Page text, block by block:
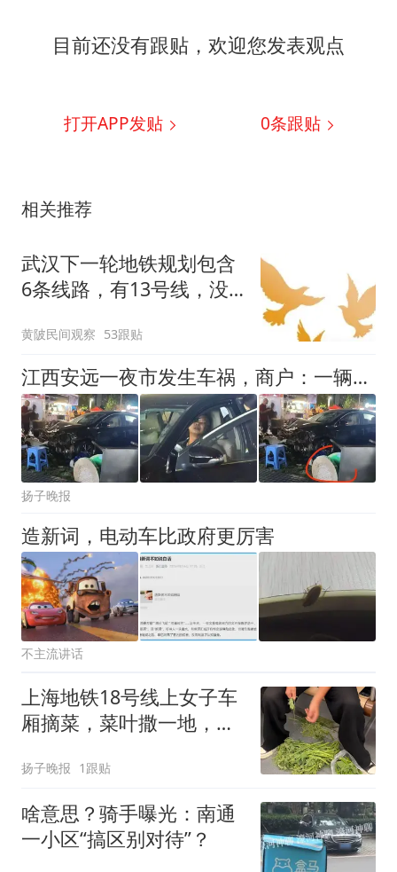
目前还没有跟贴，欢迎您发表观点
打开APP发贴 0条跟贴
相关推荐
武汉下一轮地铁规划包含
6条线路，有13号线，没
黄陂民间观察 53跟贴
江西安远一夜市发生车祸，商户：一辆黑色轿车撞倒10余辆电动车、摩托车，目击者：出事后司机一直坐车里；交警：伤者已送医，均是轻微伤
扬子晚报
造新词，电动车比政府更厉害
不主流讲话
上海地铁18号线上女子车
厢摘菜，菜叶撒一地，网
头回见”，上海地铁：首批
无人驾驶线路，遇此情况
可联系工作人员
扬子晚报 1跟贴
啥意思？骑手曝光：南通
一小区“搞区别对待”？